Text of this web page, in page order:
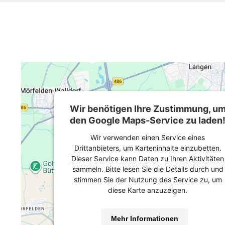
Wir benötigen Ihre Zustimmung,
den Google Maps-Service zu laden!
Wir verwenden einen Service eines
Drittanbieters, um Karteninhalte einzubetten.
Dieser Service kann Daten zu Ihren Aktivitäten
sammeln. Bitte lesen Sie die Details durch und
stimmen Sie der Nutzung des Service zu, um
diese Karte anzuzeigen.
Mehr Informationen